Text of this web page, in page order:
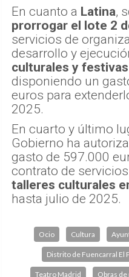
En cuanto a Latina,
prorrogar el lote 2
servicios de
desarrollo y
culturales y festivas
disponiendo un
euros para
2025.
En cuarto y último
Gobierno ha
gasto de 597.000
contrato de
talleres culturales
hasta julio de 2025.
Ocio Cultura
Distrito de Fuencarral El
Teatro Madrid Obras